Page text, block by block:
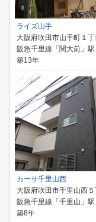
ライズ山手
大阪府吹田市山手町１丁
阪急千里線「関大前」
築13年
カーサ千里山西
大阪府吹田市千里山西５
阪急千里線「千里山」
築8年